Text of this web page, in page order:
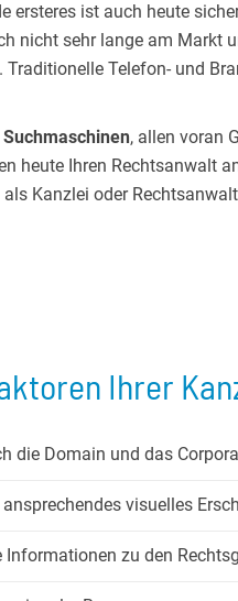
ersteres ist auch heute
nicht sehr lange am Markt
Telefon- und
, allen voran
heute Ihren Rechtsanwalt
Kanzlei oder
Ihrer
die Domain und das
visuelles
Informationen zu den